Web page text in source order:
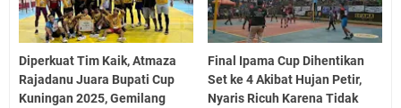
Diperkuat Tim Kaik, Atmaza
Rajadanu Juara Bupati Cup
Kuningan 2025, Gemilang
Final Ipama Cup Dihentikan
Set ke 4 Akibat Hujan Petir,
Nyaris Ricuh Karena Tidak